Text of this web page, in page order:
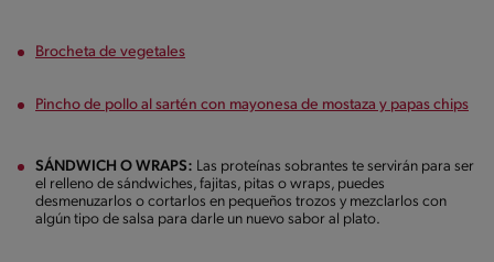
Brocheta de vegetales
Pincho de pollo al sartén con mayonesa de mostaza y papas chips
SÁNDWICH O WRAPS: Las proteínas sobrantes te servirán para ser
el relleno de sándwiches, fajitas, pitas o wraps, puedes
desmenuzarlos o cortarlos en pequeños trozos y mezclarlos con
algún tipo de salsa para darle un nuevo sabor al plato.